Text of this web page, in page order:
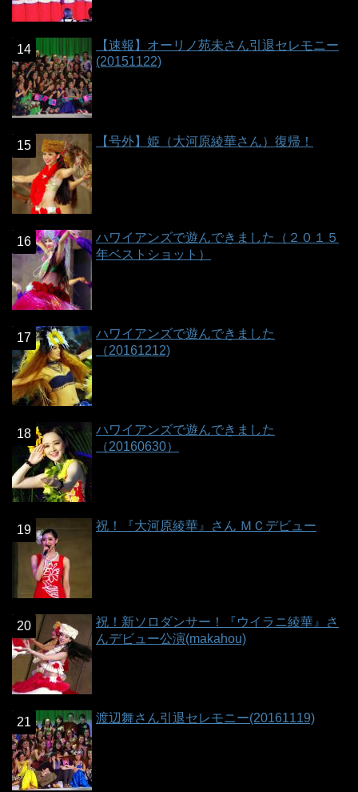
【速報】オーリノ苑未さん引退セレモニー
(20151122)
【号外】姫（大河原綾華さん）復帰！
ハワイアンズで遊んできました（２０１５
年ベストショット）
ハワイアンズで遊んできました
（20161212)
ハワイアンズで遊んできました
（20160630）
祝！『大河原綾華』さん ＭＣデビュー
祝！新ソロダンサー！『ウイラニ綾華』さ
んデビュー公演(makahou)
渡辺舞さん引退セレモニー(20161119)